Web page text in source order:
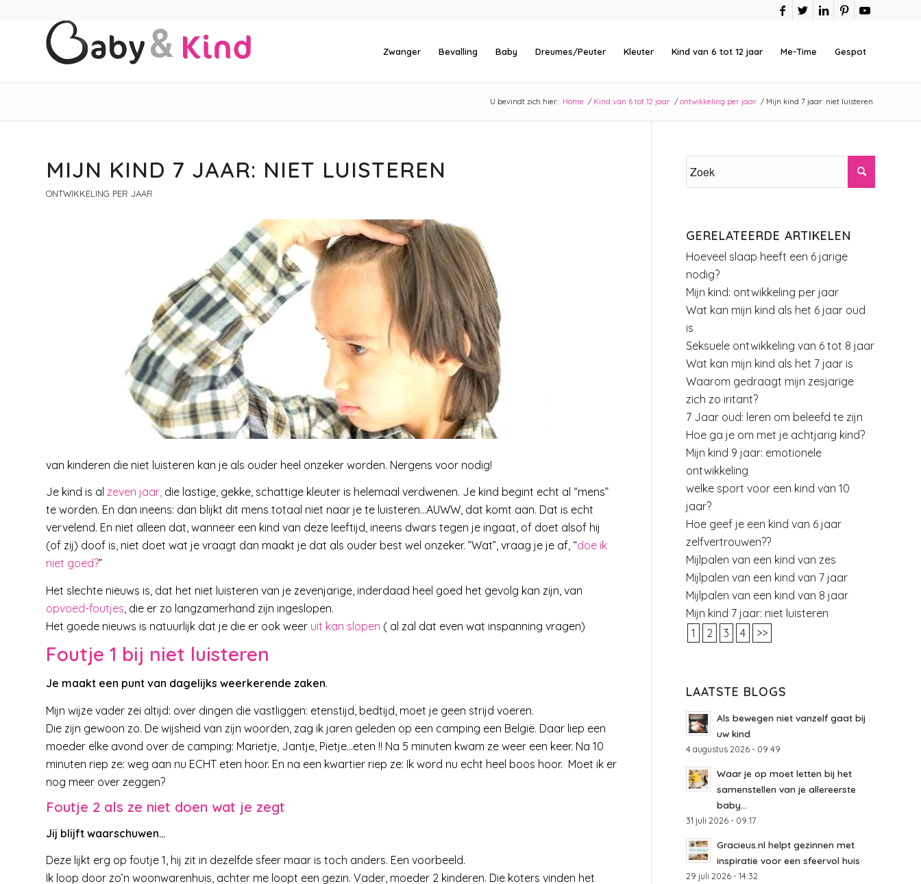
Zwanger Bevalling Baby Dreumes/Peuter Kleuter Kind van 6 tot 12 jaar Me-Time Gespot
U bevindt zich hier: Home / Kind van 6 tot 12 jaar / ontwikkeling per jaar / Mijn kind 7 jaar: niet luisteren
MIJN KIND 7 JAAR: NIET LUISTEREN
ONTWIKKELING PER JAAR
van kinderen die niet luisteren kan je als ouder heel onzeker worden. Nergens voor nodig!
Je kind is al zeven jaar, die lastige, gekke, schattige kleuter is helemaal verdwenen. Je kind begint echt al “mens”
te worden. En dan ineens: dan blijkt dit mens totaal niet naar je te luisteren…AUWW, dat komt aan. Dat is echt
vervelend. En niet alleen dat, wanneer een kind van deze leeftijd, ineens dwars tegen je ingaat, of doet alsof hij
(of zij) doof is, niet doet wat je vraagt dan maakt je dat als ouder best wel onzeker. ”Wat”, vraag je je af, “doe ik
niet goed?”
Het slechte nieuws is, dat het niet luisteren van je zevenjarige, inderdaad heel goed het gevolg kan zijn, van
opvoed-foutjes , die er zo langzamerhand zijn ingeslopen.
Het goede nieuws is natuurlijk dat je die er ook weer uit kan slopen ( al zal dat even wat inspanning vragen)
Foutje 1 bij niet luisteren
Je maakt een punt van dagelijks weerkerende zaken.
Mijn wijze vader zei altijd: over dingen die vastliggen: etenstijd, bedtijd, moet je geen strijd voeren.
Die zijn gewoon zo. De wijsheid van zijn woorden, zag ik jaren geleden op een camping een België. Daar liep een
moeder elke avond over de camping: Marietje, Jantje, Pietje…eten !! Na 5 minuten kwam ze weer een keer. Na 10
minuten riep ze: weg aan nu ECHT eten hoor. En na een kwartier riep ze: Ik word nu echt heel boos hoor. Moet ik er
nog meer over zeggen?
Foutje 2 als ze niet doen wat je zegt
Jij blijft waarschuwen…
Deze lijkt erg op foutje 1, hij zit in dezelfde sfeer maar is toch anders. Een voorbeeld.
Ik loop door zo’n woonwarenhuis, achter me loopt een gezin. Vader, moeder 2 kinderen. Die koters vinden het
GERELATEERDE ARTIKELEN
Hoeveel slaap heeft een 6 jarige
nodig?
Mijn kind: ontwikkeling per jaar
Wat kan mijn kind als het 6 jaar oud
is
Seksuele ontwikkeling van 6 tot 8 jaar
Wat kan mijn kind als het 7 jaar is
Waarom gedraagt mijn zesjarige
zich zo iritant?
7 Jaar oud: leren om beleefd te zijn
Hoe ga je om met je achtjarig kind?
Mijn kind 9 jaar: emotionele
ontwikkeling
welke sport voor een kind van 10
jaar?
Hoe geef je een kind van 6 jaar
zelfvertrouwen??
Mijlpalen van een kind van zes
Mijlpalen van een kind van 7 jaar
Mijlpalen van een kind van 8 jaar
Mijn kind 7 jaar: niet luisteren
1
2 3 4 >>
LAATSTE BLOGS
Als bewegen niet vanzelf gaat bij
uw kind
4 augustus 2026 - 09:49
Waar je op moet letten bij het
samenstellen van je allereerste
baby...
31 juli 2026 - 09:17
Gracieus.nl helpt gezinnen met
inspiratie voor een sfeervol huis
29 juli 2026 - 14:32